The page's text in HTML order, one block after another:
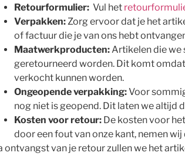
Retourformulier: Vul het
Verpakken:Zorg ervoor dat je het
of factuur die je van ons hebt
Maatwerkproducten:Artikelen die we
geretourneerd worden. Dit komt
verkocht kunnen worden.
Ongeopende verpakking:Voor
nog niet is geopend. Dit laten we altijd
Kosten voor retour: De kosten voor
door een fout van onze kant, nemen
ontvangst van je retour zullen we het